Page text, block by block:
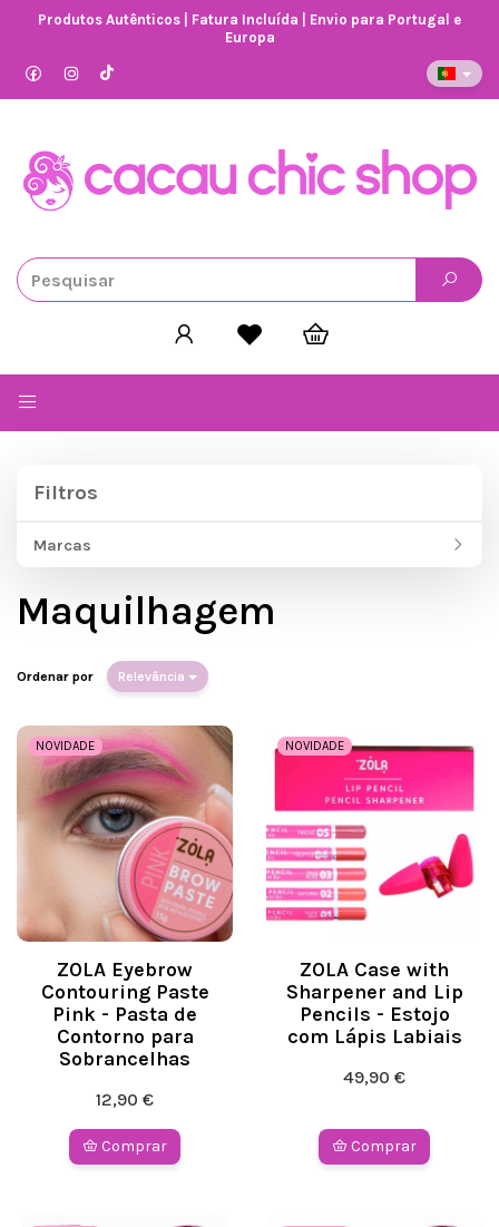
Produtos Autênticos | Fatura Incluída | Envio para Portugal e
Europa
Alternar
Filtros
Marcas
Maquilhagem
Ordenar por Relevância
NOVIDADE
ZOLA Eyebrow
Contouring Paste
Pink - Pasta de
Contorno para
Sobrancelhas
12,90 €
Comprar
NOVIDADE
ZOLA Case with
Sharpener and Lip
Pencils - Estojo
com Lápis Labiais
49,90 €
Comprar